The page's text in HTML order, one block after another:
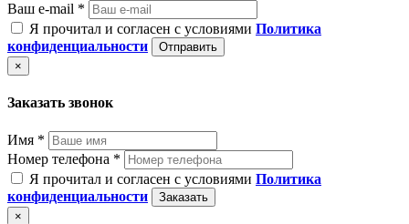
Ваш e-mail *
Я прочитал и согласен с условиями Политика
конфиденциальности
Отправить
×
Заказать звонок
Имя *
Номер телефона *
Я прочитал и согласен с условиями Политика
конфиденциальности
Заказать
×